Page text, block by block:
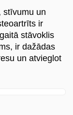
stīvumu un
ir
stāvoklis
ir dažādas
un atvieglot